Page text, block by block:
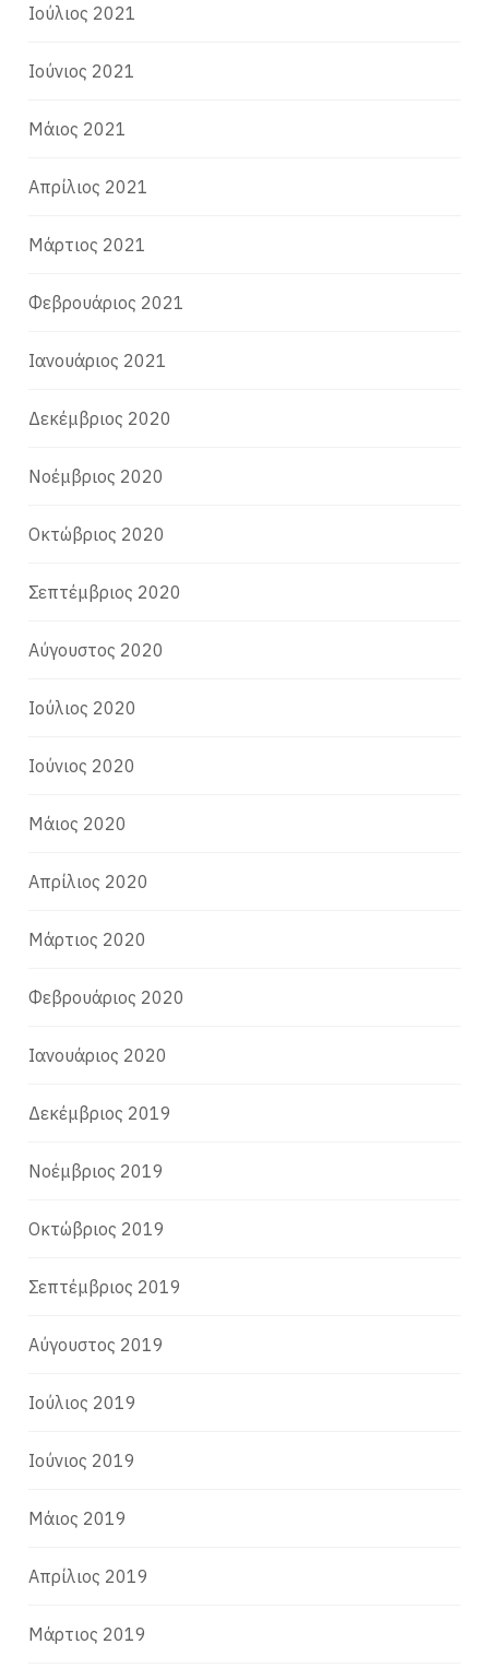
Ιούλιος 2021
Ιούνιος 2021
Μάιος 2021
Απρίλιος 2021
Μάρτιος 2021
Φεβρουάριος 2021
Ιανουάριος 2021
Δεκέμβριος 2020
Νοέμβριος 2020
Οκτώβριος 2020
Σεπτέμβριος 2020
Αύγουστος 2020
Ιούλιος 2020
Ιούνιος 2020
Μάιος 2020
Απρίλιος 2020
Μάρτιος 2020
Φεβρουάριος 2020
Ιανουάριος 2020
Δεκέμβριος 2019
Νοέμβριος 2019
Οκτώβριος 2019
Σεπτέμβριος 2019
Αύγουστος 2019
Ιούλιος 2019
Ιούνιος 2019
Μάιος 2019
Απρίλιος 2019
Μάρτιος 2019